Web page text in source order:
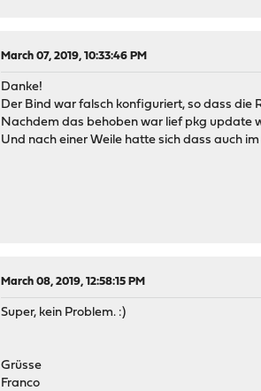
March 07, 2019, 10:33:46 PM
Danke!
Der Bind war falsch konfiguriert, so dass
Nachdem das behoben war lief pkg update
Und nach einer Weile hatte sich dass auch
March 08, 2019, 12:58:15 PM
Super, kein Problem. :)
Grüsse
Franco